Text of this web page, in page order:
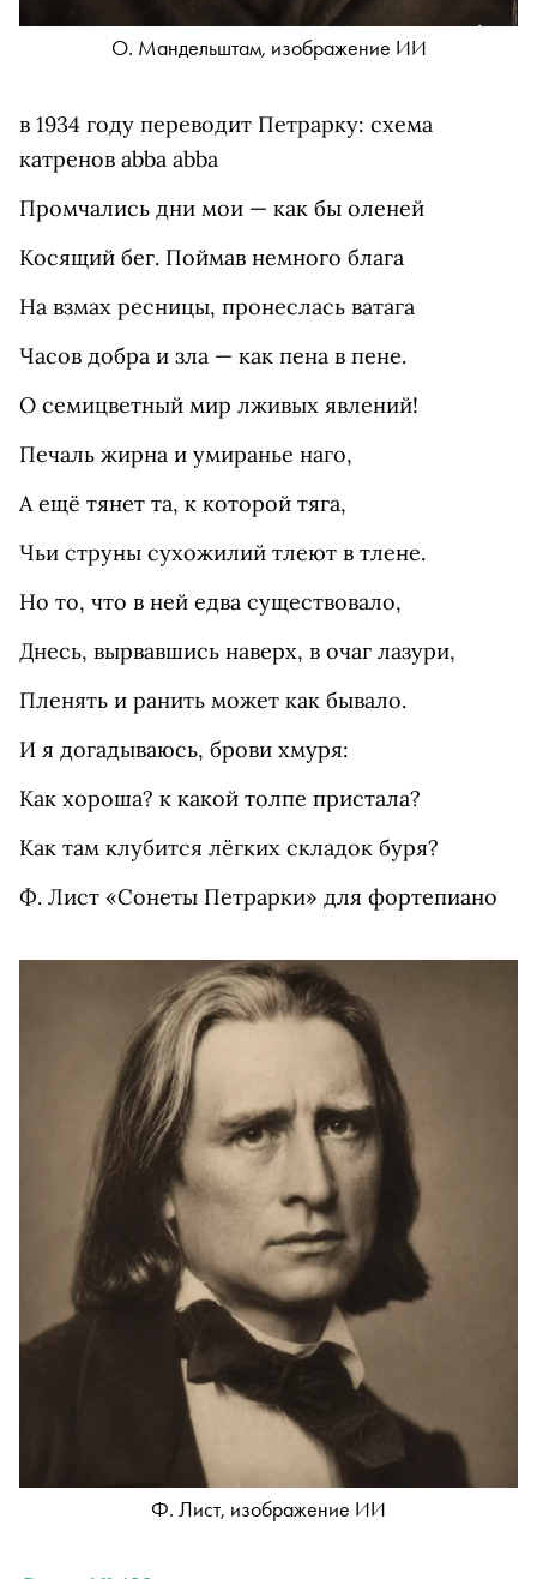
О. Мандельштам, изображение ИИ
в 1934 году переводит Петрарку: схема
катренов abba abba
Промчались дни мои — как бы оленей
Косящий бег. Поймав немного блага
На взмах ресницы, пронеслась ватага
Часов добра и зла — как пена в пене.
О семицветный мир лживых явлений!
Печаль жирна и умиранье наго,
А ещё тянет та, к которой тяга,
Чьи струны сухожилий тлеют в тлене.
Но то, что в ней едва существовало,
Днесь, вырвавшись наверх, в очаг лазури,
Пленять и ранить может как бывало.
И я догадываюсь, брови хмуря:
Как хороша? к какой толпе пристала?
Как там клубится лёгких складок буря?
Ф. Лист «Сонеты Петрарки» для фортепиано
Ф. Лист, изображение ИИ